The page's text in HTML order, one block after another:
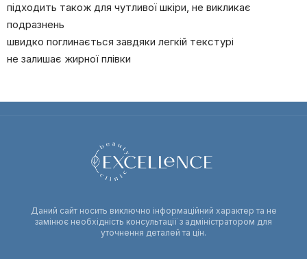
підходить також для чутливої шкіри, не викликає
подразнень
швидко поглинається завдяки легкій текстурі
не залишає жирної плівки
Даний сайт носить виключно інформаційний характер та не
замінює необхідність консультації з адміністратором для
уточнення деталей та цін.